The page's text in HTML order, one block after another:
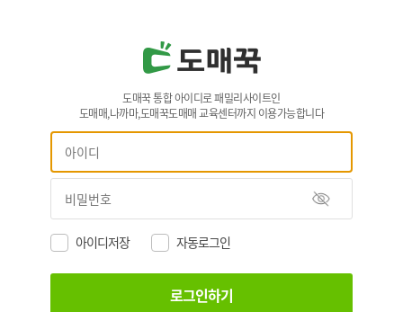
도매꾹 통합 아이디로 패밀리사이트인
도매매,나까마,도매꾹도매매 교육센터까지 이용가능합니다
아이디저장 자동로그인